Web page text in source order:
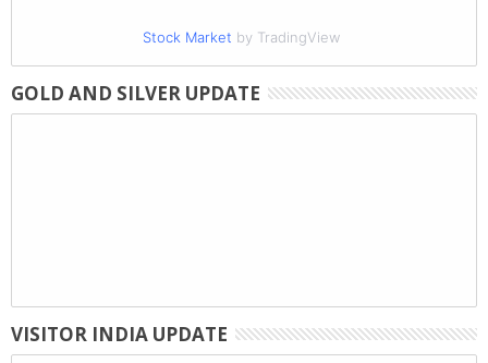
Stock Market by TradingView
GOLD AND SILVER UPDATE
VISITOR INDIA UPDATE